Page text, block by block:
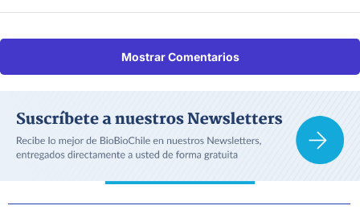
Mostrar Comentarios